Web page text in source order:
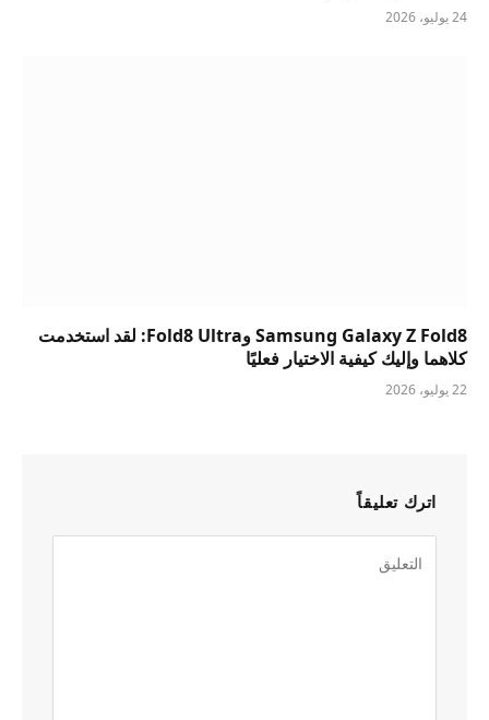
24 يوليو، 2026
Samsung Galaxy Z Fold8 وFold8 Ultra: لقد استخدمت
كلاهما وإليك كيفية الاختيار فعليًا
22 يوليو، 2026
اترك تعليقاً